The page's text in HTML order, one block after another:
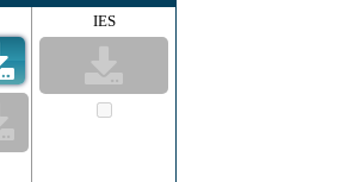
IES